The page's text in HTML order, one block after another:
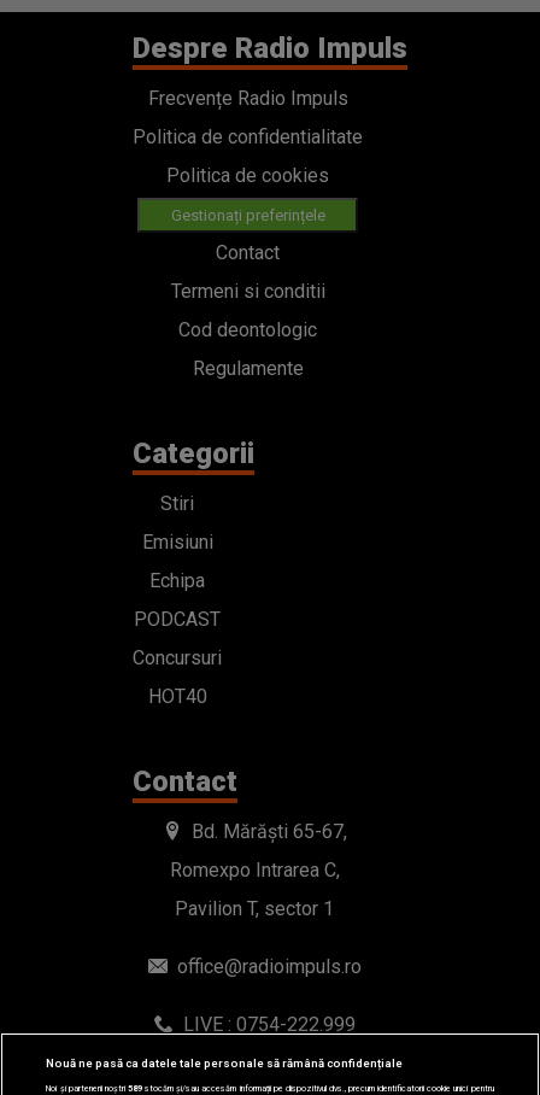
Despre Radio Impuls
Frecvențe Radio Impuls
Politica de confidentialitate
Politica de cookies
Gestionați preferințele
Contact
Termeni si conditii
Cod deontologic
Regulamente
Categorii
Stiri
Emisiuni
Echipa
PODCAST
Concursuri
HOT40
Contact
Bd. Mărăști 65-67,
Romexpo Intrarea C,
Pavilion T, sector 1
office@radioimpuls.ro
LIVE : 0754-222.999
WhatsApp: 0754-222.999
Nouă ne pasă ca datele tale personale să rămână confidențiale
Noi și partenerii noștri589stocăm și/sau accesăm informații pe dispozitivul dvs., precum identificatorii cookie unici pentru